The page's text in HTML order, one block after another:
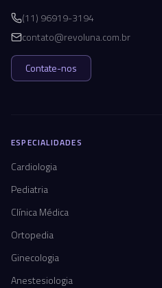
(11) 96919-3194
contato@revoluna.com.br
Contate-nos
ESPECIALIDADES
Cardiologia
Pediatria
Clínica Médica
Ortopedia
Ginecologia
Anestesiologia